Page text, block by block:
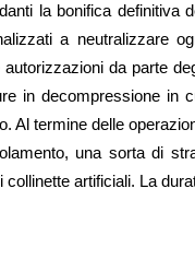
la bonifica definitiva
a neutralizzare
da parte
in decompressione in
Al termine delle
una sorta di
artificiali. La